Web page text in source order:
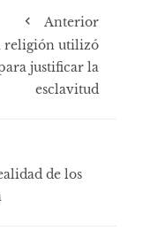
Anterior
religión utilizó
justificar la
esclavitud
de los